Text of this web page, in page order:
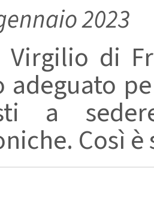
2023
di
adeguato
a
Così